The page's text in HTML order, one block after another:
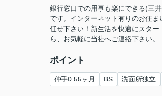
銀行窓口での用事も楽にできる(三
です。インターネット有りのお住
任せ下さい！新生活を快適にスタ
ら、お気軽に当社へご連絡下さい。
ポイント
仲手0.55ヶ月 BS 洗面所独立